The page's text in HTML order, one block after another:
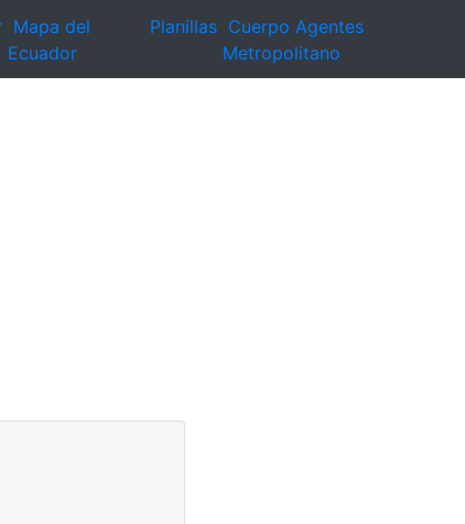
Mapa del
Ecuador
Planillas Cuerpo Agentes
Metropolitano